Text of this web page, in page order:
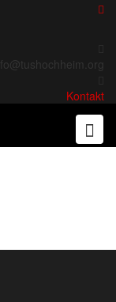
Kontakt